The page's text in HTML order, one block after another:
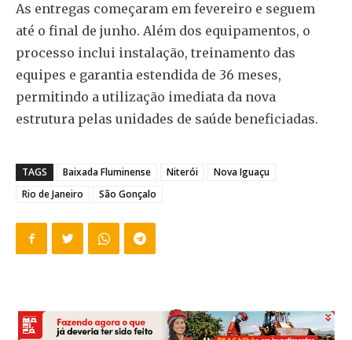
As entregas começaram em fevereiro e seguem
até o final de junho. Além dos equipamentos, o
processo inclui instalação, treinamento das
equipes e garantia estendida de 36 meses,
permitindo a utilização imediata da nova
estrutura pelas unidades de saúde beneficiadas.
TAGS Baixada Fluminense Niterói
Nova Iguaçu
Rio de Janeiro
São Gonçalo